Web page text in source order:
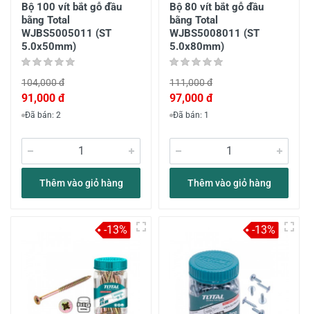
Bộ 100 vít bắt gỗ đầu
bằng Total
WJBS5005011 (ST
5.0x50mm)
104,000 đ
91,000 đ
Đã bán: 2
Thêm vào giỏ hàng
Bộ 80 vít bắt gỗ đầu
bằng Total
WJBS5008011 (ST
5.0x80mm)
111,000 đ
97,000 đ
Đã bán: 1
Thêm vào giỏ hàng
-13% -13%